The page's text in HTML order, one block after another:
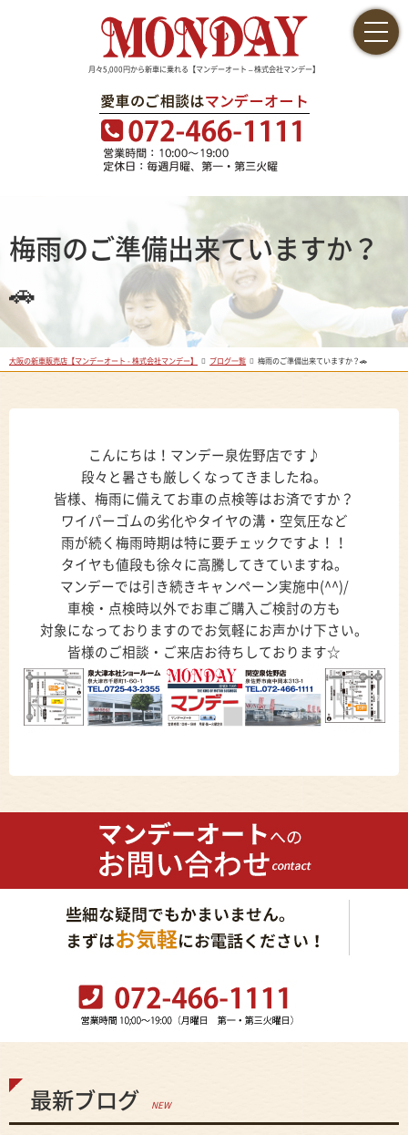
月々5,000円から新車に乗れる【マンデーオート – 株式会社マンデー】
梅雨のご準備出来ていますか？
🚗
大阪の新車販売店【マンデーオート - 株式会社マンデー】 ブログ一覧 梅雨のご準備出来ていますか？🚗
こんにちは！マンデー泉佐野店です♪
段々と暑さも厳しくなってきましたね。
皆様、梅雨に備えてお車の点検等はお済ですか？
ワイパーゴムの劣化やタイヤの溝・空気圧など
雨が続く梅雨時期は特に要チェックですよ！！
タイヤも値段も徐々に高騰してきていますね。
マンデーでは引き続きキャンペーン実施中(^^)/
車検・点検時以外でお車ご購入ご検討の方も
対象になっておりますのでお気軽にお声かけ下さい。
皆様のご相談・ご来店お待ちしております☆
最新ブログ NEW